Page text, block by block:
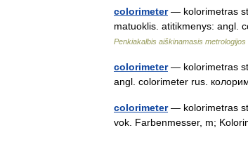
colorimeter— kolorimetras
matuoklis. atitikmenys: angl.
Penkiakalbis aiškinamasis
colorimeter— kolorimetras
angl. colorimeter rus.
colorimeter— kolorimetras
vok. Farbenmesser, m;